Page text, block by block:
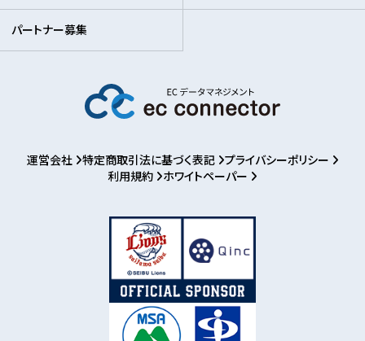
お知らせ パートナー募集
パートナー募集
運営会社 特定商取引法に基づく表記 プライバシーポリシー
利用規約
ホワイトペーパー